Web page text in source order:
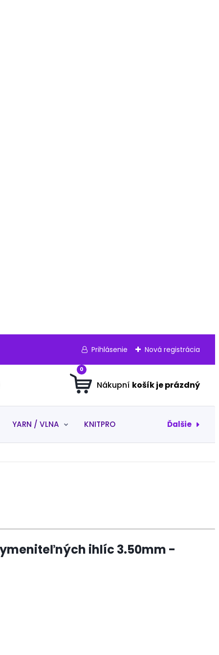
Prihlásenie Nová registrácia
0
YARN / VLNA KNITPRO Ďalšie
ihlíc 3.50mm -